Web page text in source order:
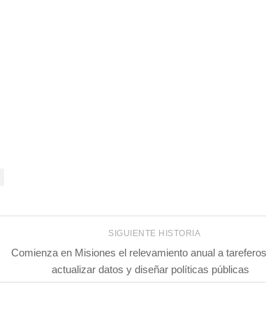
SIGUIENTE HISTORIA
Comienza en Misiones el relevamiento anual a
actualizar datos y diseñar políticas públicas